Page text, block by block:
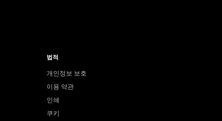
법적
개인정보 보호
이용 약관
인쇄
쿠키